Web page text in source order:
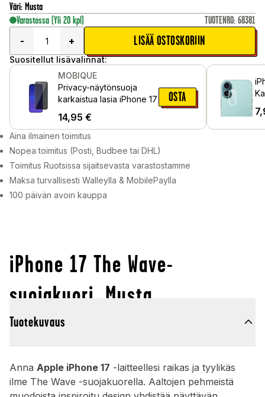
Väri: Musta
Varastossa (Yli 20 kpl) TUOTENRO: 68381
-
+ LISÄÄ OSTOSKORIIN
Suositellut lisävalinnat:
MOBIQUE
Privacy-näytönsuoja
karkaistua lasia iPhone 17
14,95 €
OSTA
Aina ilmainen toimitus
Nopea toimitus (Posti, Budbee tai DHL)
Toimitus Ruotsissa sijaitsevasta varastostamme
Maksa turvallisesti Walleylla & MobilePaylla
100 päivän avoin kauppa
iPhone 17 The Wave-
suojakuori, Musta
Tuotekuvaus
Anna Apple iPhone 17 -laitteellesi raikas ja tyylikäs
ilme The Wave -suojakuorella. Aaltojen pehmeistä